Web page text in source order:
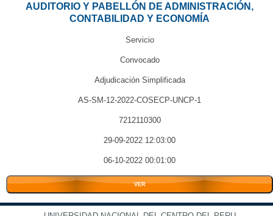
AUDITORIO Y PABELLÓN DE ADMINISTRACIÓN,
CONTABILIDAD Y ECONOMÍA
Servicio
Convocado
Adjudicación Simplificada
AS-SM-12-2022-COSECP-UNCP-1
7212110300
29-09-2022 12:03:00
06-10-2022 00:01:00
VER